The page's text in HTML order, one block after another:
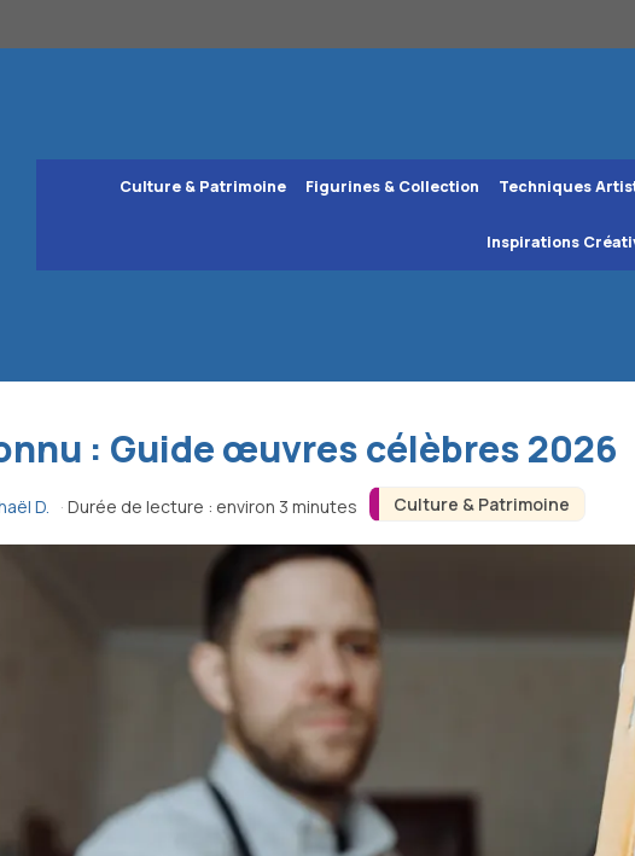
Culture & Patrimoine Figurines & Collection Techniques
Inspirations
Culture & Patrimoine
: Guide œuvres célèbres 2026
D. · Durée de lecture : environ 3 minutes